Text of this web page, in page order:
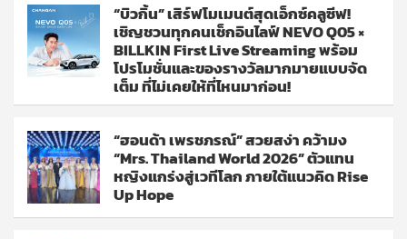
“บิวกิ้น” เสิร์ฟโมเมนต์สุดเอ็กซ์คลูซีฟ!
เชิญชวนทุกคนเช็กอินไลฟ์ NEVO Q05 ×
BILLKIN First Live Streaming พร้อม
โปรโมชั่นและของรางวัลมากมายแบบจัด
เต็ม ที่ไม่เคยให้ที่ไหนมาก่อน!
“ฮอนด้า เพรชภรณ์” สวยสง่า คว้ามง
“Mrs. Thailand World 2026” ตัวแทน
หญิงแกร่งสู่เวทีโลก ภายใต้แนวคิด Rise
Up Hope